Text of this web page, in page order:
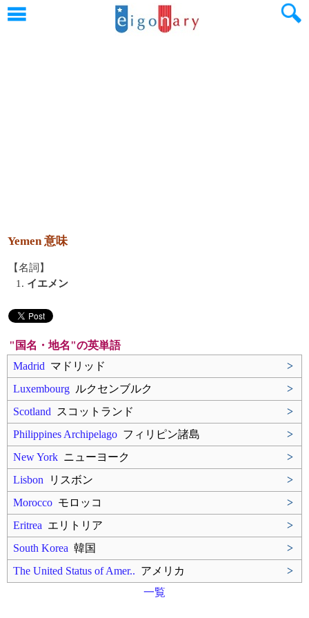
Yemen 意味
【名詞】
1. イエメン
"国名・地名"の英単語
Madrid マドリッド
>
Luxembourg ルクセンブルク
>
Scotland スコットランド
>
Philippines Archipelago フィリピン諸島
>
New York ニューヨーク
>
Lisbon リスボン
>
Morocco モロッコ
>
Eritrea エリトリア
>
South Korea 韓国
>
The United Status of Amer.. アメリカ
>
一覧